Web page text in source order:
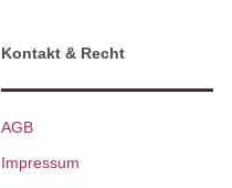
Kontakt & Recht
AGB
Impressum